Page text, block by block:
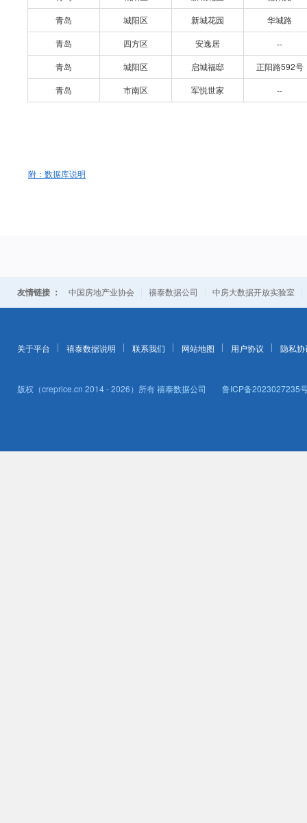
青岛
城阳区 新城花园
华城路
青岛
四方区 安逸居
--
青岛
城阳区 启城福邸
正阳路592号
青岛
市南区 军悦世家 --
附：数据库说明
友情链接 ： 中国房地产业协会 禧泰数据公司 中房大数据开放实验室
关于平台 禧泰数据说明 联系我们 网站地图 用户协议 隐私协
版权（creprice.cn 2014 - 2026）所有禧泰数据公司 鲁ICP备2023027235